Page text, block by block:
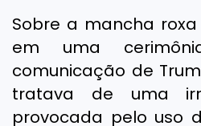
Sobre a mancha
em uma
comunicação de
tratava de uma
provocada pelo uso